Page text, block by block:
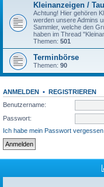
Kleinanzeigen /
Achtung! Hier gehören
werden unsere Admins
Sammler, welche den
haben im Thread
Themen: 501
Terminbörse
Themen: 90
ANMELDEN •
REGISTRIEREN
Benutzername:
Passwort:
Ich habe mein Passwort vergessen